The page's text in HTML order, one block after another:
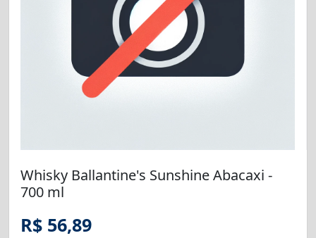
Whisky Ballantine's Sunshine Abacaxi -
700 ml
R$ 56,89